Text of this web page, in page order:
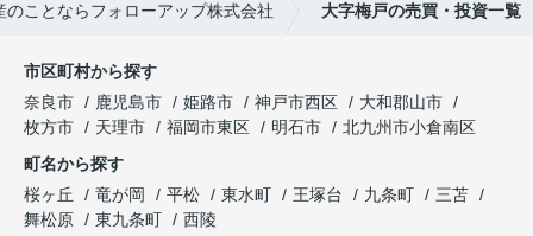
のことならフォローアップ株式会社 大字梅戸の売買・投資一覧
市区町村から探す
奈良市
鹿児島市 姫路市 神戸市西区
大和郡山市
枚方市
天理市 福岡市東区 明石市
北九州市小倉南区
町名から探す
桜ヶ丘
竜が岡 平松 東水町 王塚台 九条町
三苫
舞松原
東九条町
西陵